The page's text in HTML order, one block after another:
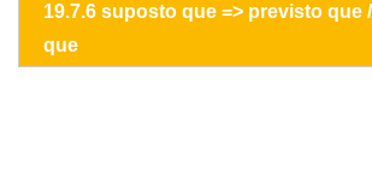
19.7.6 suposto que => previsto que
que